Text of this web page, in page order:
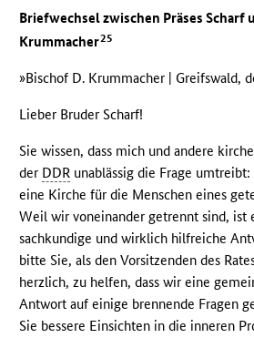
Briefwechsel zwischen Präses Scharf
Krummacher25
»Bischof D. Krummacher | Greifswald,
Lieber Bruder Scharf!
Sie wissen, dass mich und andere
der DDR unablässig die Frage
eine Kirche für die Menschen eines
Weil wir voneinander getrennt sind, ist
sachkundige und wirklich hilfreiche
bitte Sie, als den Vorsitzenden des
herzlich, zu helfen, dass wir eine
Antwort auf einige brennende Fragen
Sie bessere Einsichten in die inneren